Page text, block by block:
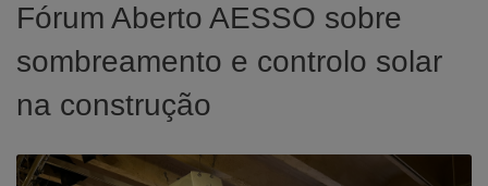
Fórum Aberto AESSO sobre
sombreamento e controlo solar
na construção